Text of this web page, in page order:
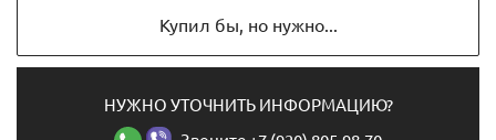
Купил бы, но нужно...
НУЖНО УТОЧНИТЬ ИНФОРМАЦИЮ?